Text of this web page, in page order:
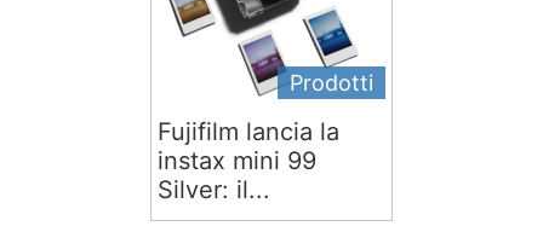
Prodotti
Fujifilm lancia la
instax mini 99
Silver: il...